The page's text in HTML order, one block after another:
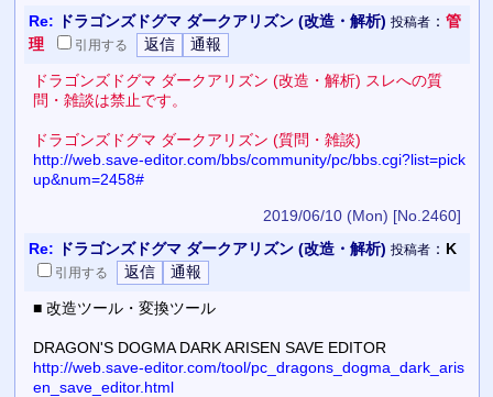
Re: ドラゴンズドグマ ダークアリズン (改造・解析) 投稿者： 管
理
引用する
ドラゴンズドグマ ダークアリズン (改造・解析) スレへの質
問・雑談は禁止です。
ドラゴンズドグマ ダークアリズン (質問・雑談)
http://web.save-editor.com/bbs/community/pc/bbs.cgi?list=pick
up&num=2458#
2019/06/10 (Mon) [No.2460]
Re: ドラゴンズドグマ ダークアリズン (改造・解析) 投稿者： K
引用する
■ 改造ツール・変換ツール
DRAGON'S DOGMA DARK ARISEN SAVE EDITOR
http://web.save-editor.com/tool/pc_dragons_dogma_dark_aris
en_save_editor.html